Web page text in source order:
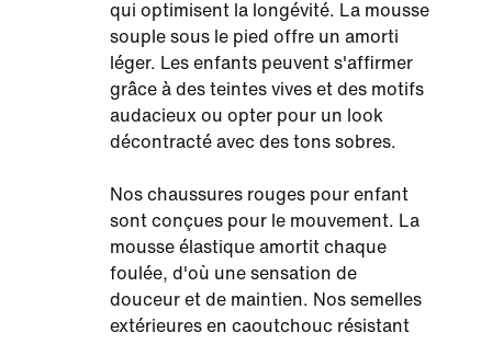
qui optimisent la longévité. La mousse
souple sous le pied offre un amorti
léger. Les enfants peuvent s'affirmer
grâce à des teintes vives et des motifs
audacieux ou opter pour un look
décontracté avec des tons sobres.
Nos chaussures rouges pour enfant
sont conçues pour le mouvement. La
mousse élastique amortit chaque
foulée, d'où une sensation de
douceur et de maintien. Nos semelles
extérieures en caoutchouc résistant